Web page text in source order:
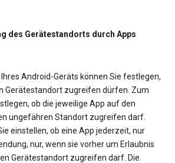
des Gerätestandorts durch Apps
Android-Geräts können Sie festlegen,
Gerätestandort zugreifen dürfen. Zum
ob die jeweilige App auf den
ungefähren Standort zugreifen darf.
einstellen, ob eine App jederzeit, nur
nur, wenn sie vorher um Erlaubnis
Gerätestandort zugreifen darf. Die